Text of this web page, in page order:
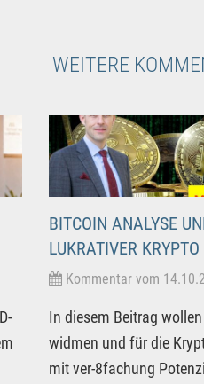
WEITERE
BITCOIN ANALYSE
LUKRATIVER
Kommentar vom
In diesem Beitrag
widmen und für die
mit ver-8fachung